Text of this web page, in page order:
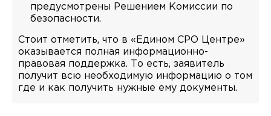
предусмотрены Решением Комиссии по
безопасности.
Стоит отметить, что в «Едином СРО Центре»
оказывается полная информационно-
правовая поддержка. То есть, заявитель
получит всю необходимую информацию о том
где и как получить нужные ему документы.